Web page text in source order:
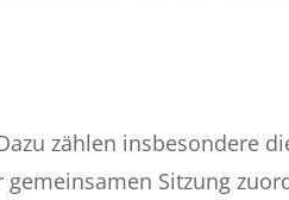
zählen insbesondere
Sitzung